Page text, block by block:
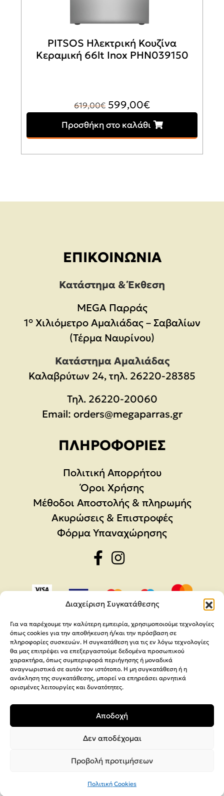
Διαχείριση Συγκατάθεσης
Για να παρέχουμε την καλύτερη εμπειρία, χρησιμοποιούμε τεχνολογίες
όπως cookies για την αποθήκευση ή/και την πρόσβαση σε
πληροφορίες συσκευών. Η συγκατάθεση για τις εν λόγω τεχνολογίες
θα μας επιτρέψει να επεξεργαστούμε δεδομένα προσωπικού
χαρακτήρα, όπως συμπεριφορά περιήγησης ή μοναδικά
αναγνωριστικά σε αυτόν τον ιστότοπο. Η μη συγκατάθεση ή η
ανάκληση της συγκατάθεσης, μπορεί να επηρεάσει αρνητικά
ορισμένες λειτουργίες και δυνατότητες.
Αποδοχή
Δεν αποδέχομαι
Προβολή προτιμήσεων
Πολιτική Cookies
PITSOS Ηλεκτρική Κουζίνα
Κεραμική 66lt Inox PHN039150
619,00€ Original
was:
599,00€Η
τρέχουσα
τιμή
Προσθήκη στο καλάθι
ΕΠΙΚΟΙΝΩΝΊΑ
Κατάστημα & Έκθεση
MEGA Παρράς
1° Χιλιόμετρο Αμαλιάδας – Σαβαλίων
(Τέρμα Ναυρίνου)
Κατάστημα Αμαλιάδας
Καλαβρύτων 24, τηλ. 26220-28385
Τηλ. 26220-20060
Email: orders@megaparras.gr
ΠΛΗΡΟΦΟΡΊΕΣ
Πολιτική Απορρήτου
Όροι Χρήσης
Μέθοδοι Αποστολής & πληρωμής
Ακυρώσεις & Επιστροφές
Φόρμα Υπαναχώρησης
MEGA Parras
Interactive Net Solutions